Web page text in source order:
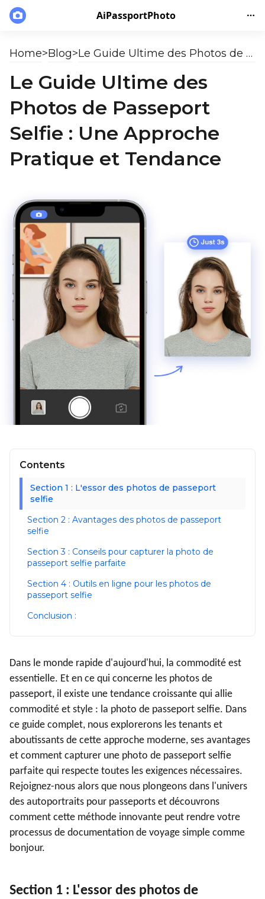
AiPassportPhoto
Home>Blog> Le Guide Ultime des Photos de Passeport Selfie : Une Approche Pratique et Tendance
Le Guide Ultime des
Photos de Passeport
Selfie : Une Approche
Pratique et Tendance
Contents
Section 1 : L'essor des photos de passeport
selfie
Section 2 : Avantages des photos de passeport
selfie
Section 3 : Conseils pour capturer la photo de
passeport selfie parfaite
Section 4 : Outils en ligne pour les photos de
passeport selfie
Conclusion :
Dans le monde rapide d'aujourd'hui, la commodité est
essentielle. Et en ce qui concerne les photos de
passeport, il existe une tendance croissante qui allie
commodité et style : la photo de passeport selfie. Dans
ce guide complet, nous explorerons les tenants et
aboutissants de cette approche moderne, ses avantages
et comment capturer une photo de passeport selfie
parfaite qui respecte toutes les exigences nécessaires.
Rejoignez-nous alors que nous plongeons dans l'univers
des autoportraits pour passeports et découvrons
comment cette méthode innovante peut rendre votre
processus de documentation de voyage simple comme
bonjour.
Section 1 : L'essor des photos de